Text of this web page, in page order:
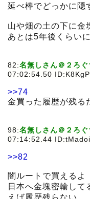
延べ棒でどっかに隠
山や畑の土の下に金
あとは5年後くらい
82:名無しさん＠２ろぐ
07:02:54.50
>>74
金買った履歴が残る
98:名無しさん＠２ろぐ
07:14:52.44
>>82
闇ルートで買えるよ
日本へ金塊密輸して
えば履歴残らない